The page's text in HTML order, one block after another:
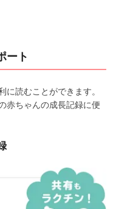
ート
に読むことができます。
赤ちゃんの成長記録に便